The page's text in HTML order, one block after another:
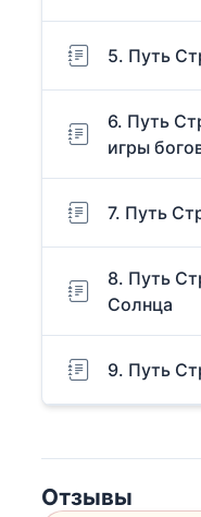
5. Путь
6. Путь
игры
7. Путь
8. Путь
Солнца
9. Путь
Отзывы